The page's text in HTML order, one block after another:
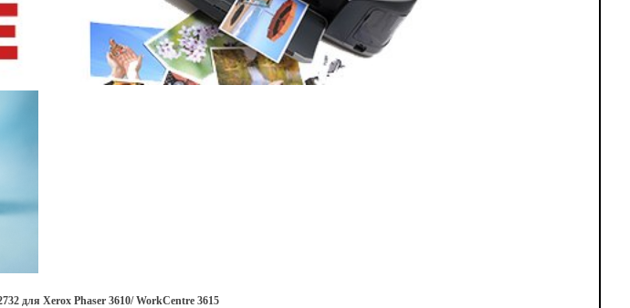
для Xerox Phaser 3610/ WorkCentre 3615